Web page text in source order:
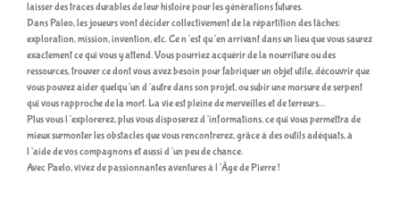
laisser des traces durables de leur histoire pour les générations futures.
Dans Paleo, les joueurs vont décider collectivement de la répartition des tâches:
exploration, mission, invention, etc. Ce n’est qu’en arrivant dans un lieu que vous saurez
exactement ce qui vous y attend. Vous pourriez acquérir de la nourriture ou des
ressources, trouver ce dont vous avez besoin pour fabriquer un objet utile, découvrir que
vous pouvez aider quelqu’un d’autre dans son projet, ou subir une morsure de serpent
qui vous rapproche de la mort. La vie est pleine de merveilles et de terreurs…
Plus vous l’explorerez, plus vous disposerez d’informations, ce qui vous permettra de
mieux surmonter les obstacles que vous rencontrerez, grâce à des outils adéquats, à
l’aide de vos compagnons et aussi d’un peu de chance.
Avec Paelo, vivez de passionnantes aventures à l’Âge de Pierre !